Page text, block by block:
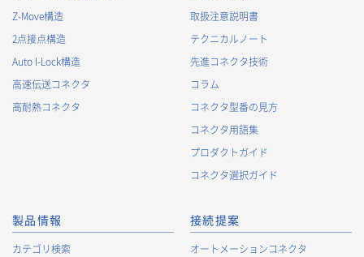
2. 個人情報の利用目的
当社が取得する個人情報の利用目的は、次の通りです。当社
は、次の利用目的を、関連性を有すると合理的に認められる範
囲で変更することがあり、変更した場合には、変更された利用
お客様に対する当社製品のご案内のため
お客様に対するキャンペーン、イベント開催案内等の情報
等、お客様へのサービス向上のため
・
お客様の情報管理のため
Z-Move構造
2点接点構造
Auto I-Lock構造
高速伝送コネクタ
高耐熱コネクタ
取扱注意説明書
テクニカルノート
先進コネクタ技術
コラム
コネクタ型番の見方
コネクタ用語集
プロダクトガイド
コネクタ選択ガイド
製品情報
カテゴリ検索
接続提案
オートメーションコネクタ